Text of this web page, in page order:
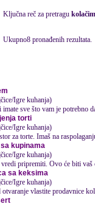
Ključna reč za pretragu
Ukupno8 pronađenih rezultata.
Igre kuhanja)
sve što vam je potrebno
torti
Igre kuhanja)
za torte. Imaš na
kupinama
Igre kuhanja)
pripremiti. Ovo će biti vaš
sa keksima
Igre kuhanja)
otvaranje vlastite prodavnice